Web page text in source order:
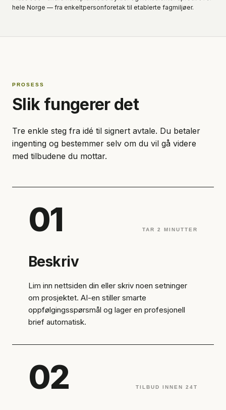
hele Norge — fra enkeltpersonforetak til etablerte fagmiljøer.
PROSESS
Slik fungerer det
Tre enkle steg fra idé til signert avtale. Du betaler
ingenting og bestemmer selv om du vil gå videre
med tilbudene du mottar.
01 TAR 2 MINUTTER
Beskriv
Lim inn nettsiden din eller skriv noen setninger
om prosjektet. AI-en stiller smarte
oppfølgingsspørsmål og lager en profesjonell
brief automatisk.
02 TILBUD INNEN 24T